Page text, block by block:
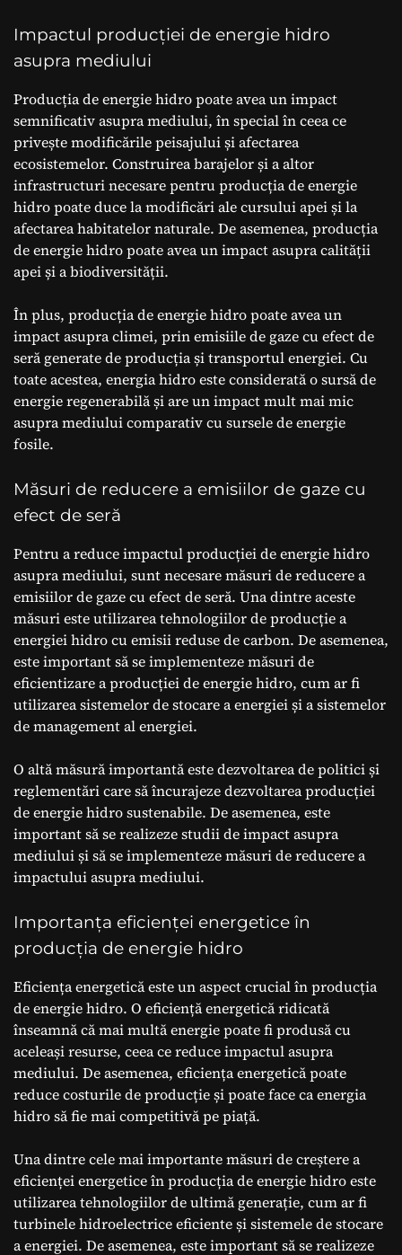
Impactul producției de energie hidro
asupra mediului
Producția de energie hidro poate avea un impact
semnificativ asupra mediului, în special în ceea ce
privește modificările peisajului și afectarea
ecosistemelor. Construirea barajelor și a altor
infrastructuri necesare pentru producția de energie
hidro poate duce la modificări ale cursului apei și la
afectarea habitatelor naturale. De asemenea, producția
de energie hidro poate avea un impact asupra calității
apei și a biodiversității.
În plus, producția de energie hidro poate avea un
impact asupra climei, prin emisiile de gaze cu efect de
seră generate de producția și transportul energiei. Cu
toate acestea, energia hidro este considerată o sursă de
energie regenerabilă și are un impact mult mai mic
asupra mediului comparativ cu sursele de energie
fosile.
Măsuri de reducere a emisiilor de gaze cu
efect de seră
Pentru a reduce impactul producției de energie hidro
asupra mediului, sunt necesare măsuri de reducere a
emisiilor de gaze cu efect de seră. Una dintre aceste
măsuri este utilizarea tehnologiilor de producție a
energiei hidro cu emisii reduse de carbon. De asemenea,
este important să se implementeze măsuri de
eficientizare a producției de energie hidro, cum ar fi
utilizarea sistemelor de stocare a energiei și a sistemelor
de management al energiei.
O altă măsură importantă este dezvoltarea de politici și
reglementări care să încurajeze dezvoltarea producției
de energie hidro sustenabile. De asemenea, este
important să se realizeze studii de impact asupra
mediului și să se implementeze măsuri de reducere a
impactului asupra mediului.
Importanța eficienței energetice în
producția de energie hidro
Eficiența energetică este un aspect crucial în producția
de energie hidro. O eficiență energetică ridicată
înseamnă că mai multă energie poate fi produsă cu
aceleași resurse, ceea ce reduce impactul asupra
mediului. De asemenea, eficiența energetică poate
reduce costurile de producție și poate face ca energia
hidro să fie mai competitivă pe piață.
Una dintre cele mai importante măsuri de creștere a
eficienței energetice în producția de energie hidro este
utilizarea tehnologiilor de ultimă generație, cum ar fi
turbinele hidroelectrice eficiente și sistemele de stocare
a energiei. De asemenea, este important să se realizeze